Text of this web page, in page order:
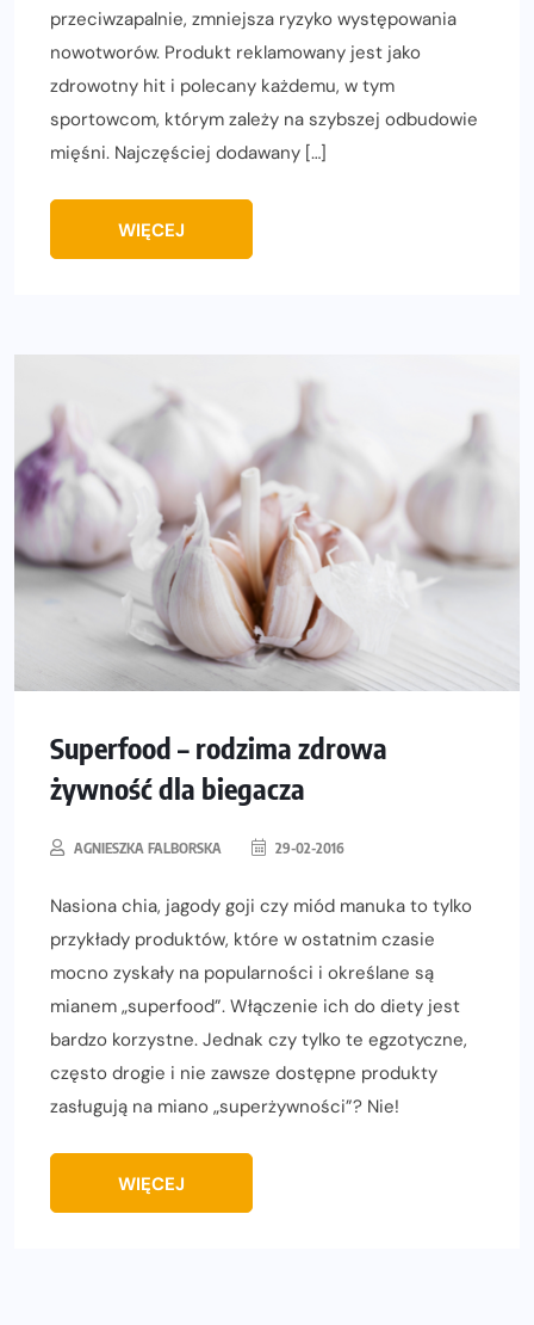
przeciwzapalnie, zmniejsza ryzyko występowania
nowotworów. Produkt reklamowany jest jako
zdrowotny hit i polecany każdemu, w tym
sportowcom, którym zależy na szybszej odbudowie
mięśni. Najczęściej dodawany […]
WIĘCEJ
Superfood – rodzima zdrowa
żywność dla biegacza
AGNIESZKA FALBORSKA 29-02-2016
Nasiona chia, jagody goji czy miód manuka to tylko
przykłady produktów, które w ostatnim czasie
mocno zyskały na popularności i określane są
mianem „superfood”. Włączenie ich do diety jest
bardzo korzystne. Jednak czy tylko te egzotyczne,
często drogie i nie zawsze dostępne produkty
zasługują na miano „superżywności”? Nie!
WIĘCEJ